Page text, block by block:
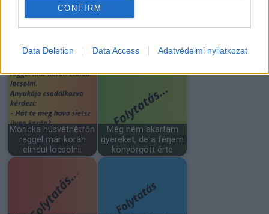
CONFIRM
Data Deletion Data Access Adatvédelmi nyilatkozat
hogy elvesztettem az
Húsvétkor a nyuszika
Móricka húsvéthétfőn
reggel már korán
elindul locsolni.
Még nem akartam
gyereket, de a férjem
könyörgött érte